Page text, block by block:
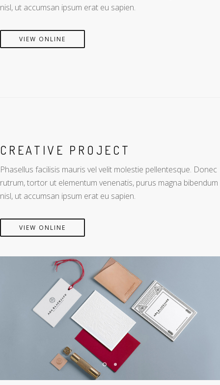
nisl, ut accumsan ipsum erat eu sapien.
VIEW ONLINE
CREATIVE PROJECT
Phasellus facilisis mauris vel velit molestie pellentesque. Donec
rutrum, tortor ut elementum venenatis, purus magna bibendum
nisl, ut accumsan ipsum erat eu sapien.
VIEW ONLINE